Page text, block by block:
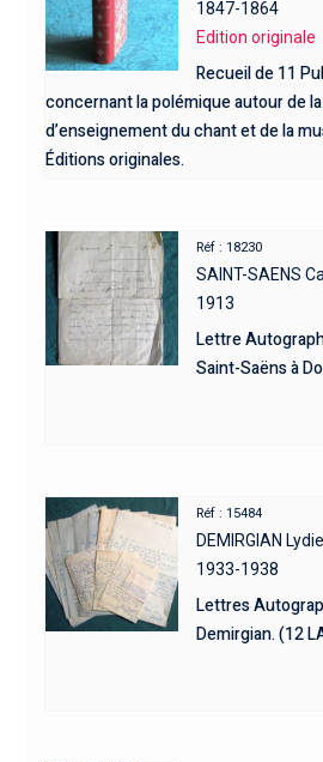
1847-1864
Edition originale
Recueil de 11
concernant la polémique autour de
d’enseignement du chant et de la
Éditions originales.
Réf : 18230
SAINT-SAENS
1913
Lettre
Saint-Saëns à
Réf : 15484
DEMIRGIAN Lydie
1933-1938
Lettres
Demirgian. (12